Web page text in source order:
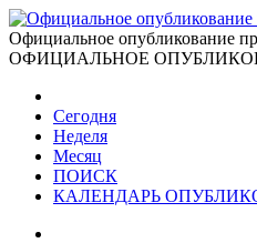
Официальное опубликование
ОФИЦИАЛЬНОЕ
Сегодня
Неделя
Месяц
ПОИСК
КАЛЕНДАРЬ